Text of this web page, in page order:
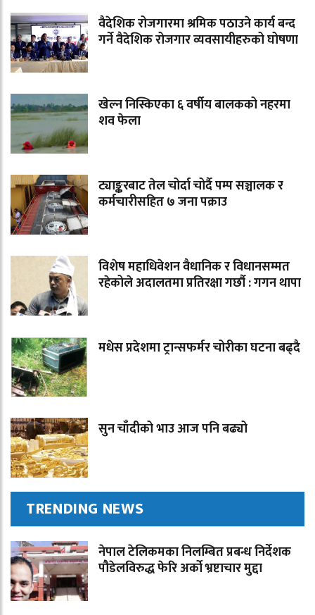
वैदेशिक रोजगारमा श्रमिक पठाउने कार्य बन्द
गर्ने वैदेशिक रोजगार व्यवसायीहरुको घोषणा
खेल्न निस्किएका ६ वर्षीय बालकको नहरमा
शव फेला
ट्याङ्करबाट तेल चोर्दा चोर्दै पम्प सञ्चालक र
कर्मचारीसहित ७ जना पक्राउ
विशेष महाधिवेशन वैधानिक र विधानसम्मत
रहेकोले अदालतमा प्रतिरक्षा गर्छौ : गगन थापा
मधेस प्रदेशमा ट्रान्सफर्मर चोरीका घटना बढ्दै
सुन चाँदीको भाउ आज पनि बढ्यो
TRENDING NEWS
नेपाल टेलिकमका निलम्बित प्रबन्ध निर्देशक
पौडेलविरुद्ध फेरि अर्को भ्रष्टाचार मुद्दा